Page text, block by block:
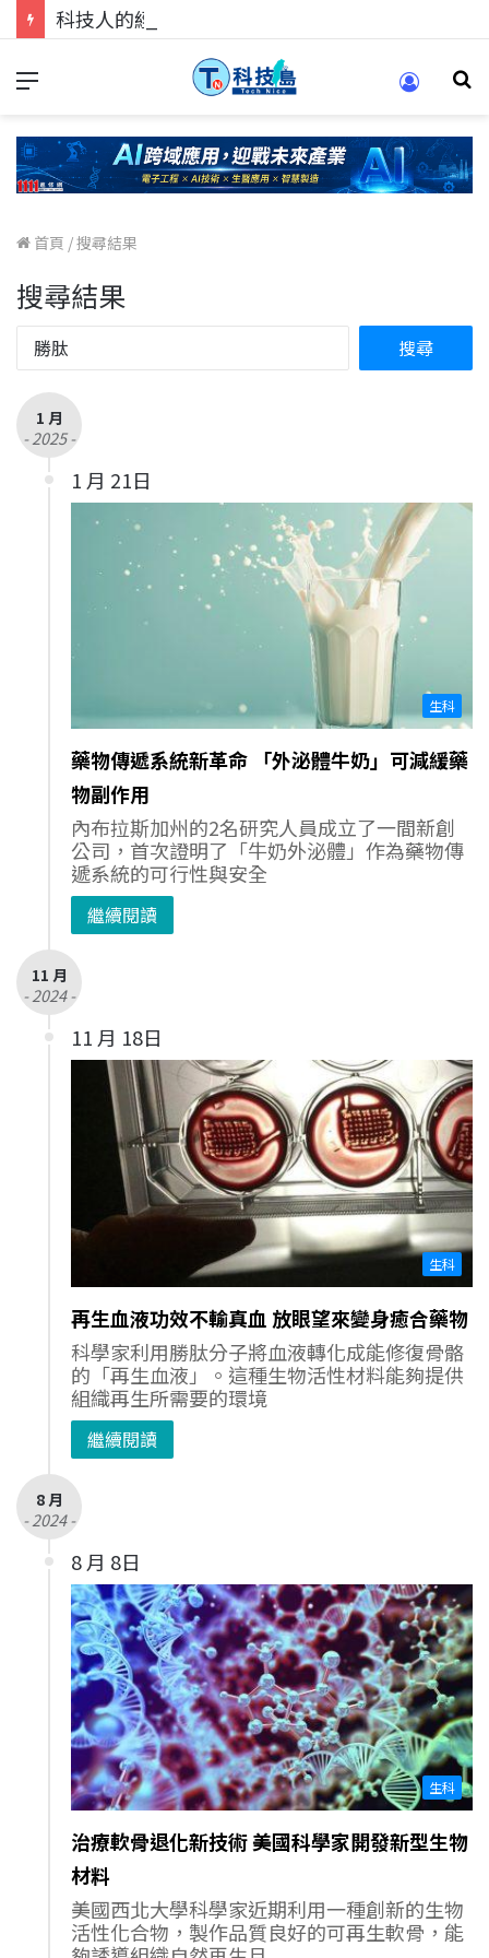
首頁 /搜尋結果
搜尋結果
1 月
- 2025 -
1 月 21日
生科
藥物傳遞系統新革命 「外泌體牛奶」可減緩藥
物副作用
內布拉斯加州的2名研究人員成立了一間新創
公司，首次證明了「牛奶外泌體」作為藥物傳
遞系統的可行性與安全
繼續閱讀
11 月
- 2024 -
11 月 18日
生科
再生血液功效不輸真血 放眼望來變身癒合藥物
科學家利用勝肽分子將血液轉化成能修復骨骼
的「再生血液」。這種生物活性材料能夠提供
組織再生所需要的環境
繼續閱讀
8 月
- 2024 -
8 月 8日
生科
治療軟骨退化新技術 美國科學家開發新型生物
材料
美國西北大學科學家近期利用一種創新的生物
活性化合物，製作品質良好的可再生軟骨，能